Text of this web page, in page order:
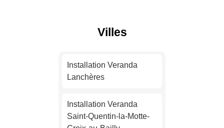
Installation Veranda
Installation Veranda
Camon
Montdidier
Villes
Installation Veranda
Lanchères
Installation Veranda
Saint-Quentin-la-Motte-